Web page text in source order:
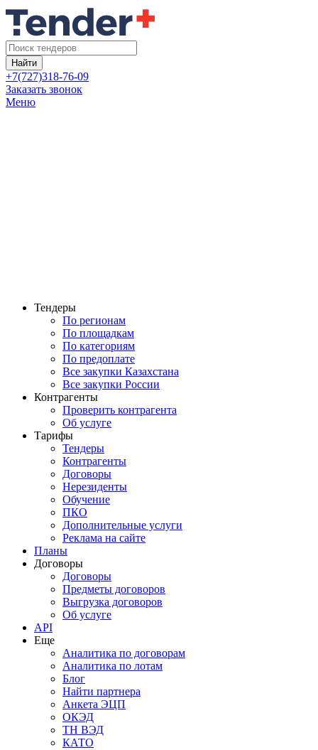
Найти
+7(727)318-76-09
Заказать звонок
Меню
Тендеры
По регионам
По площадкам
По категориям
По предоплате
Все закупки Казахстана
Все закупки России
Контрагенты
Проверить контрагента
Об услуге
Тарифы
Тендеры
Контрагенты
Договоры
Нерезиденты
Обучение
ПКО
Дополнительные услуги
Реклама на сайте
Планы
Договоры
Договоры
Предметы договоров
Выгрузка договоров
Об услуге
API
Еще
Аналитика по договорам
Аналитика по лотам
Блог
Найти партнера
Анкета ЭЦП
ОКЭД
ТН ВЭД
КАТО